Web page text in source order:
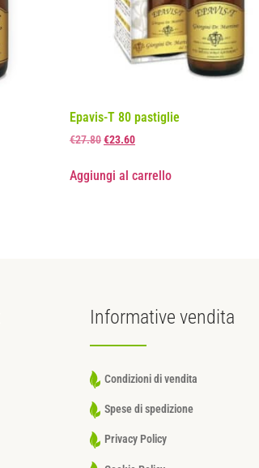
Epavis-T 80 pastiglie
€27.80€23.60
Aggiungi al carrello
Informative vendita
Condizioni di vendita
Spese di spedizione
Privacy Policy